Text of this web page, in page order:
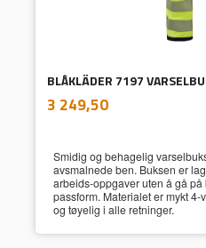
Pris
3 249,50mva.
Smidig og behagelig
avsmalnede ben. Buksen er
arbeids-oppgaver uten å gå
passform. Materialet er mykt
og tøyelig i alle retninger.